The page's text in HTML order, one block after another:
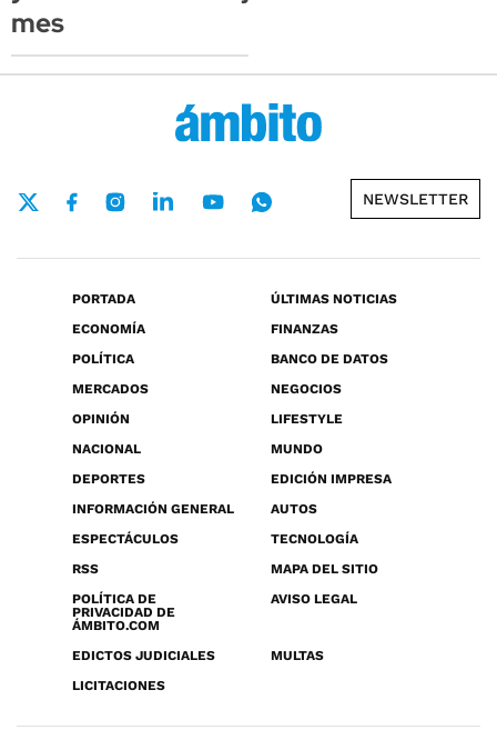
mes
NEWSLETTER
PORTADA
ÚLTIMAS NOTICIAS
ECONOMÍA
FINANZAS
POLÍTICA
BANCO DE DATOS
MERCADOS
NEGOCIOS
OPINIÓN
LIFESTYLE
NACIONAL
MUNDO
DEPORTES
EDICIÓN IMPRESA
INFORMACIÓN GENERAL
AUTOS
ESPECTÁCULOS
TECNOLOGÍA
RSS
MAPA DEL SITIO
POLÍTICA DE
PRIVACIDAD DE
ÁMBITO.COM
AVISO LEGAL
EDICTOS JUDICIALES
MULTAS
LICITACIONES